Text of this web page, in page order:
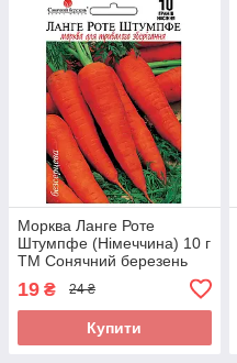
Морква Ланге Роте
Штумпфе (Німеччина) 10 г
ТМ Сонячний березень
19 ₴ 24 ₴
Купити